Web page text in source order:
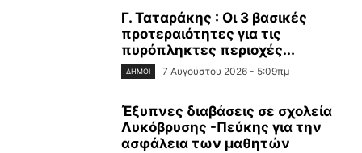
Γ. Ταταράκης : Οι 3 βασικές
προτεραιότητες για τις
πυρόπληκτες περιοχές...
ΔΉΜΟΙ 7 Αυγούστου 2026 - 5:09πμ
Έξυπνες διαβάσεις σε σχολεία
Λυκόβρυσης -Πεύκης για την
ασφάλεια των μαθητών